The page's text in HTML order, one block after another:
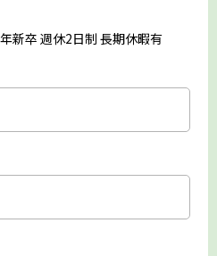
新卒 週休2日制 長期休暇有